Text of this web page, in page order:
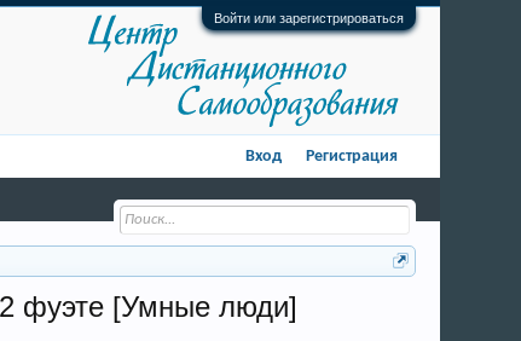
Войти или зарегистрироваться
фуэте [Умные люди]
Вход Регистрация